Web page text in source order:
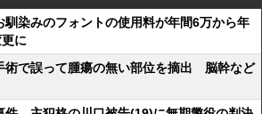
馴染みのフォントの使用料が年間6万から年
に
術で誤って腫瘍の無い部位を摘出 脳幹など